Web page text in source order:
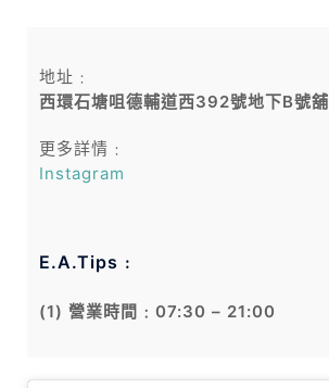
地址﹕
西環石塘咀德輔道西392號地下B號舖
更多詳情﹕
Instagram
E.A.Tips﹕
(1) 營業時間﹕07:30 – 21:00